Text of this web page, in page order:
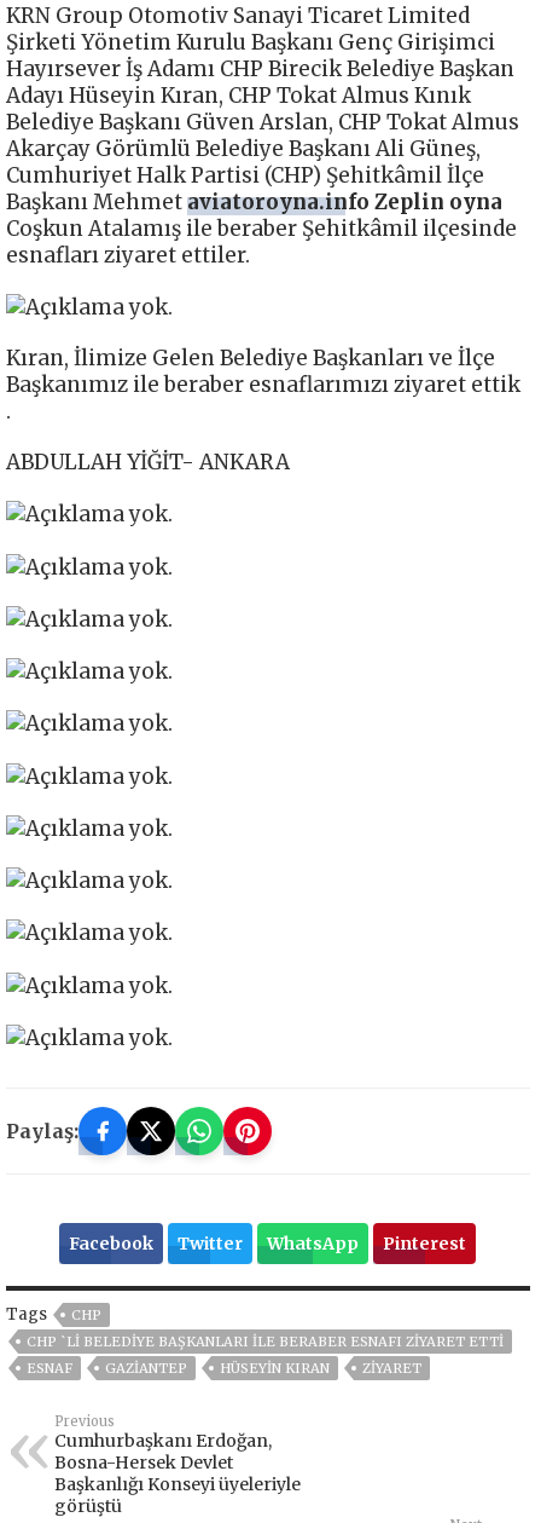
KRN Group Otomotiv Sanayi Ticaret Limited
Şirketi Yönetim Kurulu Başkanı Genç Girişimci
Hayırsever İş Adamı CHP Birecik Belediye Başkan
Adayı Hüseyin Kıran, CHP Tokat Almus Kınık
Belediye Başkanı Güven Arslan, CHP Tokat Almus
Akarçay Görümlü Belediye Başkanı Ali Güneş,
Cumhuriyet Halk Partisi (CHP) Şehitkâmil İlçe
Başkanı Mehmetaviatoroyna.info Zeplin oyna
Coşkun Atalamış ile beraber Şehitkâmil ilçesinde
esnafları ziyaret ettiler.
Kıran, İlimize Gelen Belediye Başkanları ve İlçe
Başkanımız ile beraber esnaflarımızı ziyaret ettik
.
ABDULLAH YİĞİT- ANKARA
Paylaş:
Facebook Twitter WhatsApp Pinterest
Tags
CHP
CHP `Lİ BELEDİYE BAŞKANLARI İLE BERABER ESNAFI ZİYARET ETTİ
ESNAF
GAZIANTEP HÜSEYIN KIRAN ZIYARET
Previous
Cumhurbaşkanı Erdoğan,
Bosna-Hersek Devlet
Başkanlığı Konseyi üyeleriyle
görüştü